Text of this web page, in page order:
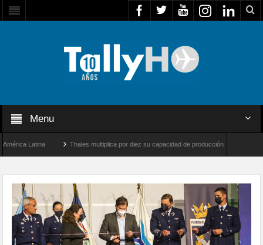
Menu
Latina Thales multiplica por diez su capacidad de producción de radares en